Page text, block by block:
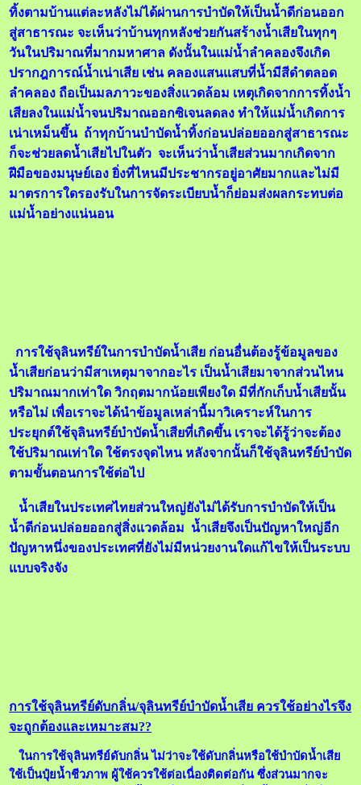
ทิ้งตามบ้านแต่ละหลังไม่ได้ผ่านการบำบัดให้เป็นน้ำดีก่อนออก
สู่สาธารณะ จะเห็นว่าบ้านทุกหลังช่วยกันสร้างน้ำเสียในทุกๆ
วันในปริมาณที่มากมหาศาล ดังนั้นในแม่น้ำลำคลองจึงเกิด
ปรากฎการณ์น้ำเน่าเสีย เช่น คลองแสนแสบที่น้ำมีสีดำตลอด
ลำคลอง ถือเป็นมลภาวะของสิ่งแวดล้อม เหตุเกิดจากการทิ้งน้ำ
เสียลงในแม่น้ำจนปริมาณออกซิเจนลดลง ทำให้แม่น้ำเกิดการ
เน่าเหม็นขึ้น ถ้าทุกบ้านบำบัดน้ำทิ้งก่อนปล่อยออกสู่สาธารณะ
ก็จะช่วยลดน้ำเสียไปในตัว จะเห็นว่าน้ำเสียส่วนมากเกิดจาก
ฝีมือของมนุษย์เอง ยิ่งที่ไหนมีประชากรอยู่อาศัยมากและไม่มี
มาตรการใดรองรับในการจัดระเบียบน้ำก็ย่อมส่งผลกระทบต่อ
แม่น้ำอย่างแน่นอน
การใช้จุลินทรีย์ในการบำบัดน้ำเสีย ก่อนอื่นต้องรู้ข้อมูลของ
น้ำเสียก่อนว่ามีสาเหตุมาจากอะไร เป็นน้ำเสียมาจากส่วนไหน
ปริมาณมากเท่าใด วิกฤตมากน้อยเพียงใด มีที่กักเก็บน้ำเสียนั้น
หรือไม่ เพื่อเราจะได้นำข้อมูลเหล่านี้มาวิเคราะห์ในการ
ประยุกต์ใช้จุลินทรีย์บำบัดน้ำเสียที่เกิดขึ้น เราจะได้รู้ว่าจะต้อง
ใช้ปริมาณเท่าใด ใช้ตรงจุดไหน หลังจากนั้นก็ใช้จุลินทรีย์บำบัด
ตามขั้นตอนการใช้ต่อไป
น้ำเสียในประเทศไทยส่วนใหญ่ยังไม่ได้รับการบำบัดให้เป็น
น้ำดีก่อนปล่อยออกสู่สิ่งแวดล้อม น้ำเสียจึงเป็นปัญหาใหญ่อีก
ปัญหาหนึ่งของประเทศที่ยังไม่มีหน่วยงานใดแก้ไขให้เป็นระบบ
แบบจริงจัง
การใช้จุลินทรีย์ดับกลิ่น/จุลินทรีย์บำบัดน้ำเสีย ควรใช้อย่างไรจึง
จะถูกต้องและเหมาะสม??
ในการใช้จุลินทรีย์ดับกลิ่น ไม่ว่าจะใช้ดับกลิ่นหรือใช้บำบัดน้ำเสีย
ใช้เป็นปุ๋ยน้ำชีวภาพ ผู้ใช้ควรใช้ต่อเนื่องติดต่อกัน ซึ่งส่วนมากจะ